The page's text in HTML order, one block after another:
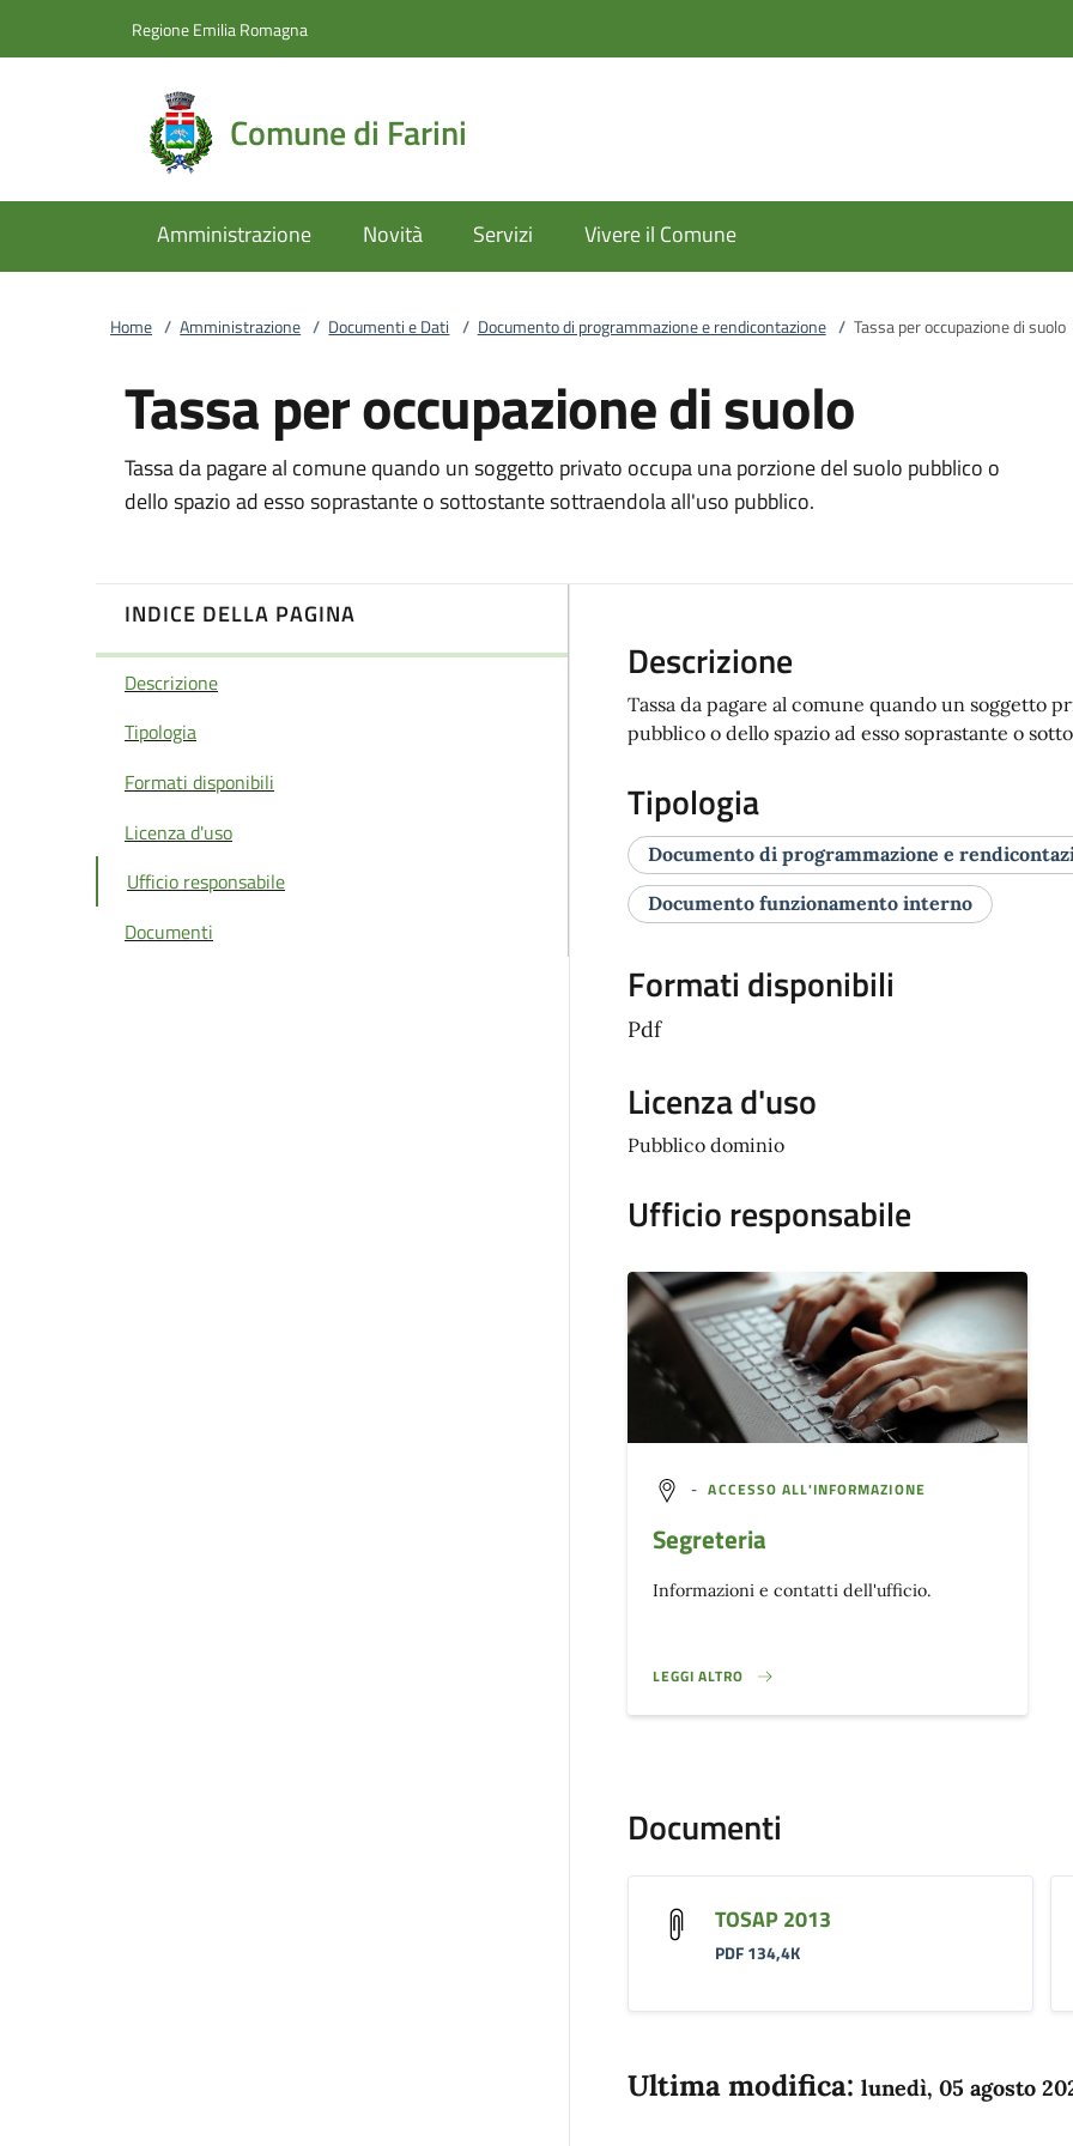
Regione Emilia Romagna
Comune di Farini
Amministrazione Novità Servizi Vivere il Comune
Home / Amministrazione / Documenti e Dati / Documento di programmazione e rendicontazione / Tassa per occupazione di suolo
Tassa per occupazione di suolo
Tassa da pagare al comune quando un soggetto privato occupa una porzione del suolo pubblico o
dello spazio ad esso soprastante o sottostante sottraendola all'uso pubblico.
INDICE DELLA PAGINA
Descrizione
Tipologia
Formati disponibili
Licenza d'uso
Ufficio responsabile
Documenti
Descrizione
Tassa da pagare al comune quando un soggetto
pubblico o dello spazio ad esso soprastante o
Tipologia
Documento di programmazione e
Documento funzionamento interno
Formati disponibili
Pdf
Licenza d'uso
Pubblico dominio
Ufficio responsabile
- ACCESSO ALL'INFORMAZIONE
Segreteria
Informazioni e contatti dell'ufficio.
LEGGI ALTRO
}
Documenti
TOSAP 2013
PDF 134,4K
Ultima modifica: lunedì, 05 agosto